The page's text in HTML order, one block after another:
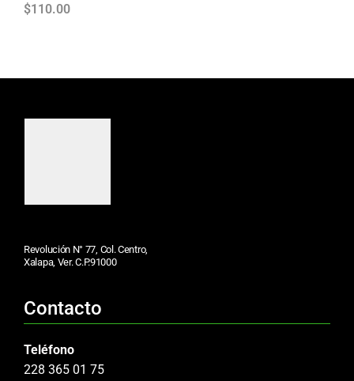
$110.00
Revolución N° 77, Col. Centro,
Xalapa, Ver. C.P.91000
Contacto
Teléfono
228 365 01 75